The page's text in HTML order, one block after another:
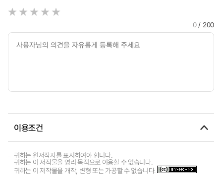
0/ 200
이용조건
귀하는 원저작자를 표시하여야 합니다.
귀하는 이 저작물을 영리 목적으로 이용할 수 없습니다.
귀하는 이 저작물을 개작, 변형 또는 가공할 수 없습니다.